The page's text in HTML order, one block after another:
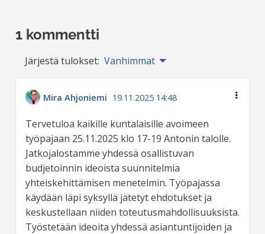
1 kommentti
Järjestä tulokset: Vanhimmat
Mira Ahjoniemi 19.11.2025 14:48
Tervetuloa kaikille kuntalaisille avoimeen
työpajaan 25.11.2025 klo 17-19 Antonin talolle.
Jatkojalostamme yhdessä osallistuvan
budjetoinnin ideoista suunnitelmia
yhteiskehittämisen menetelmin. Työpajassa
käydään läpi syksyllä jätetyt ehdotukset ja
keskustellaan niiden toteutusmahdollisuuksista.
Työstetään ideoita yhdessä asiantuntijoiden ja